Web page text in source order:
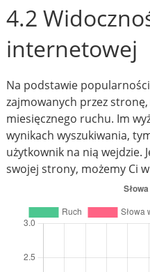
4.2
internetowej
Na podstawie
zajmowanych przez
miesięcznego ruchu. Im
wynikach wyszukiwania,
użytkownik na nią wejdzie.
swojej strony, możemy Ci